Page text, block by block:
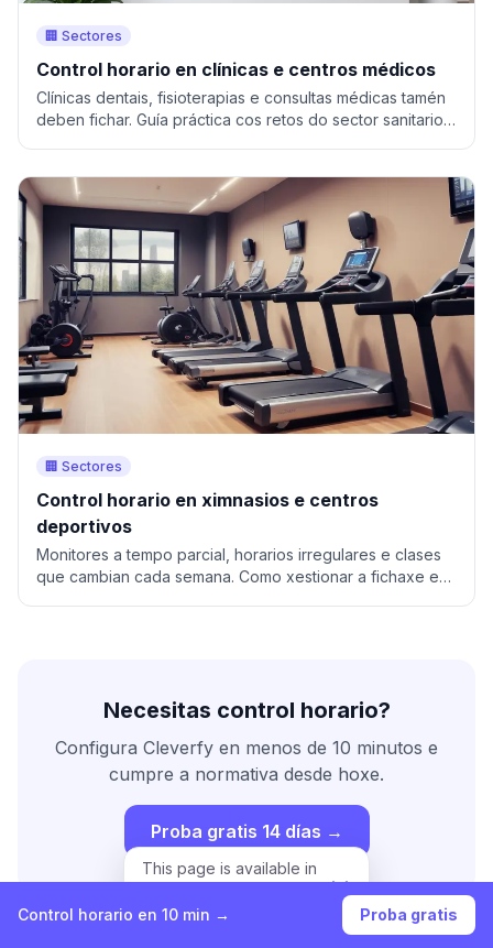
This page is available in
English.
View in English
🏢 Sectores
Control horario en clínicas e centros médicos
Clínicas dentais, fisioterapias e consultas médicas tamén
deben fichar. Guía práctica cos retos do sector sanitario
🏢 Sectores
Control horario en ximnasios e centros
deportivos
Monitores a tempo parcial, horarios irregulares e clases
que cambian cada semana. Como xestionar a fichaxe en
Necesitas control horario?
Configura Cleverfy en menos de 10 minutos e
cumpre a normativa desde hoxe.
Proba gratis 14 días →
Control horario en 10 min → Proba gratis